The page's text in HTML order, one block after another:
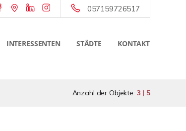
057159726517
INTERESSENTEN STÄDTE KONTAKT
Anzahl der Objekte: 3 | 5